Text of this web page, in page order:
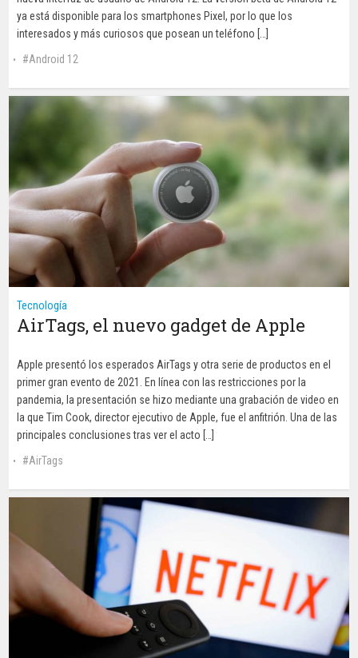
ya está disponible para los smartphones Pixel, por lo que los
interesados y más curiosos que posean un teléfono […]
Android 12
Tecnología
AirTags, el nuevo gadget de Apple
Apple presentó los esperados AirTags y otra serie de productos en el
primer gran evento de 2021. En línea con las restricciones por la
pandemia, la presentación se hizo mediante una grabación de video en
la que Tim Cook, director ejecutivo de Apple, fue el anfitrión. Una de las
principales conclusiones tras ver el acto […]
AirTags